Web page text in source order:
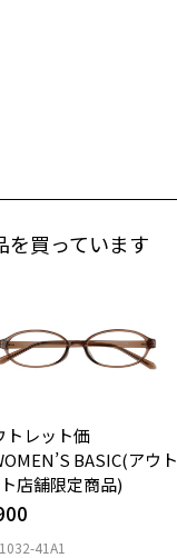
を買っています
トレット価
BASIC(アウト
店舗限定商品)
41A1